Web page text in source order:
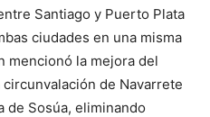
Santiago y Puerto Plata
ciudades en una misma
mencionó la mejora del
de Navarrete
de Sosúa, eliminando